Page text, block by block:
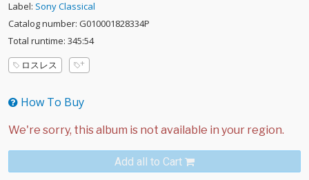
Label: Sony Classical
Catalog number: G010001828334P
Total runtime: 345:54
ロスレス
How To Buy
Add all to Cart